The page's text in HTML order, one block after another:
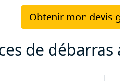
Obtenir mon devis
de débarras